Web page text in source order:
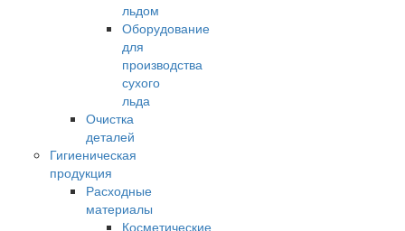
льдом
Оборудование
для
производства
сухого
льда
Очистка
деталей
Гигиеническая
продукция
Расходные
материалы
Косметические